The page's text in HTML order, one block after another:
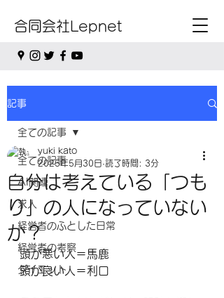
合同会社Lepnet
記事
全ての記事
AI関連
求人
経営者のふとした日常
経営者の考察
ダイエット
全ての記事
自分は考えている「つも
り」の人になっていない
か？
yuki kato
2025年5月30日 読了時間: 3分
頭が悪い人＝馬鹿
頭が良い人＝利口